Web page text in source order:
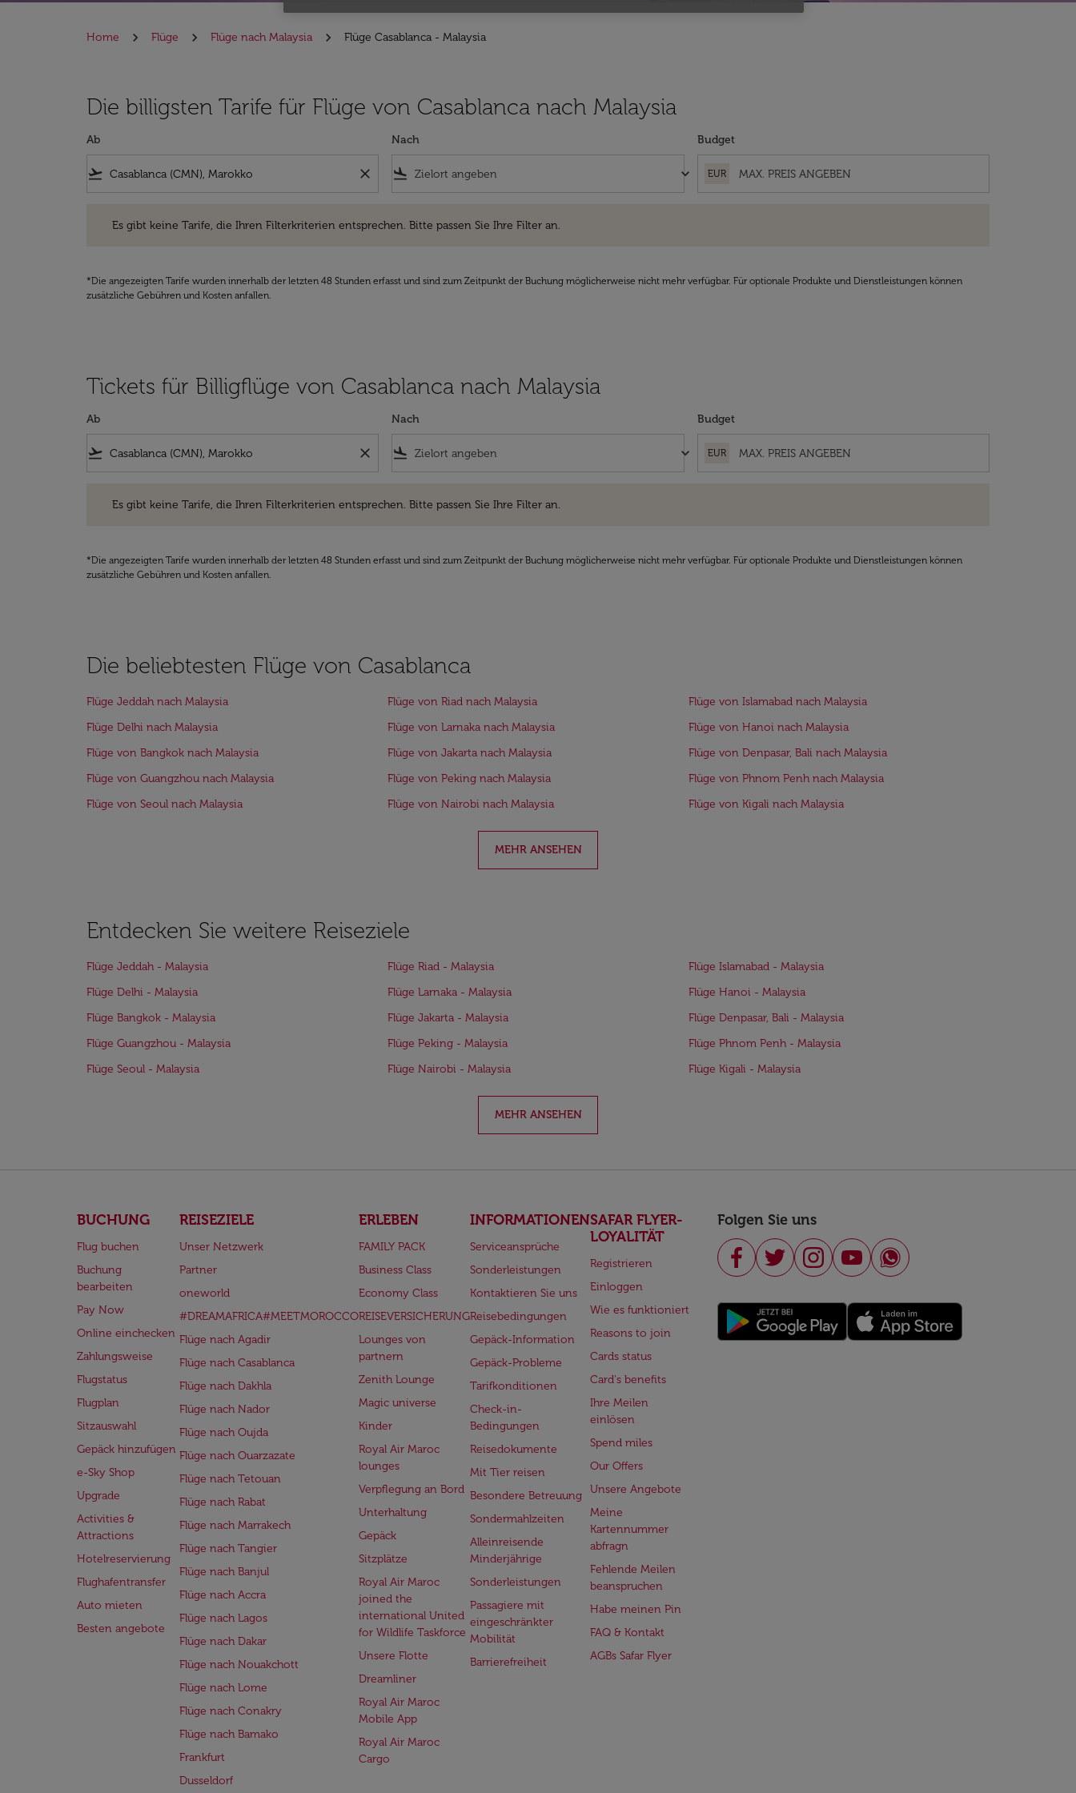
Home Flüge Flüge nach Malaysia Flüge Casablanca - Malaysia
Die billigsten Tarife für Flüge von Casablanca nach Malaysia
Ab
flight_takeoff close
Nach
flight_land keyboard_arrow_down
Budget
EUR
Es gibt keine Tarife, die Ihren Filterkriterien entsprechen. Bitte passen Sie Ihre Filter an.
*Die angezeigten Tarife wurden innerhalb der letzten 48 Stunden erfasst und sind zum Zeitpunkt der Buchung möglicherweise nicht mehr verfügbar. Für optionale Produkte und Dienstleistungen können
zusätzliche Gebühren und Kosten anfallen.
Tickets für Billigflüge von Casablanca nach Malaysia
Ab
flight_takeoff close
Nach
flight_land keyboard_arrow_down
Budget
EUR
Es gibt keine Tarife, die Ihren Filterkriterien entsprechen. Bitte passen Sie Ihre Filter an.
*Die angezeigten Tarife wurden innerhalb der letzten 48 Stunden erfasst und sind zum Zeitpunkt der Buchung möglicherweise nicht mehr verfügbar. Für optionale Produkte und Dienstleistungen können
zusätzliche Gebühren und Kosten anfallen.
Die beliebtesten Flüge von Casablanca
Flüge Jeddah nach Malaysia Flüge von Riad nach Malaysia
Flüge von Islamabad nach Malaysia
Flüge Delhi nach Malaysia
Flüge von Larnaka nach Malaysia
Flüge von Hanoi nach Malaysia
Flüge von Bangkok nach Malaysia
Flüge von Jakarta nach Malaysia
Flüge von Denpasar, Bali nach Malaysia
Flüge von Guangzhou nach Malaysia
Flüge von Peking nach Malaysia
Flüge von Phnom Penh nach Malaysia
Flüge von Seoul nach Malaysia
Flüge von Nairobi nach Malaysia Flüge von Kigali nach Malaysia
MEHR ANSEHEN
Entdecken Sie weitere Reiseziele
Flüge Jeddah - Malaysia Flüge Riad - Malaysia
Flüge Islamabad - Malaysia
Flüge Delhi - Malaysia
Flüge Larnaka - Malaysia
Flüge Hanoi - Malaysia
Flüge Bangkok - Malaysia
Flüge Jakarta - Malaysia
Flüge Denpasar, Bali - Malaysia
Flüge Guangzhou - Malaysia
Flüge Peking - Malaysia
Flüge Phnom Penh - Malaysia
Flüge Seoul - Malaysia
Flüge Nairobi - Malaysia Flüge Kigali - Malaysia
MEHR ANSEHEN
BUCHUNG
Flug buchen
Buchung
bearbeiten
Pay Now
Online einchecken
Zahlungsweise
Flugstatus
Flugplan
Sitzauswahl
Gepäck hinzufügen
e-Sky Shop
Upgrade
Activities &
Attractions
Hotelreservierung
Flughafentransfer
Auto mieten
Besten angebote
REISEZIELE
Unser Netzwerk
Partner
oneworld
#DREAMAFRICA#MEETMOROCCO
Flüge nach Agadir
Flüge nach Casablanca
Flüge nach Dakhla
Flüge nach Nador
Flüge nach Oujda
Flüge nach Ouarzazate
Flüge nach Tetouan
Flüge nach Rabat
Flüge nach Marrakech
Flüge nach Tangier
Flüge nach Banjul
Flüge nach Accra
Flüge nach Lagos
Flüge nach Dakar
Flüge nach Nouakchott
Flüge nach Lome
Flüge nach Conakry
Flüge nach Bamako
Frankfurt
Dusseldorf
ERLEBEN
FAMILY PACK
Business Class
Economy Class
REISEVERSICHERUNG
Lounges von
partnern
Zenith Lounge
Magic universe
Kinder
Royal Air Maroc
lounges
Verpflegung an Bord
Unterhaltung
Gepäck
Sitzplätze
Royal Air Maroc
joined the
international United
for Wildlife Taskforce
Unsere Flotte
Dreamliner
Royal Air Maroc
Mobile App
Royal Air Maroc
Cargo
INFORMATIONEN
Serviceansprüche
Sonderleistungen
Kontaktieren Sie uns
Reisebedingungen
Gepäck-Information
Gepäck-Probleme
Tarifkonditionen
Check-in-
Bedingungen
Reisedokumente
Mit Tier reisen
Besondere Betreuung
Sondermahlzeiten
Alleinreisende
Minderjährige
Sonderleistungen
Passagiere mit
eingeschränkter
Mobilität
Barrierefreiheit
SAFAR FLYER-
LOYALITÄT
Registrieren
Einloggen
Wie es funktioniert
Reasons to join
Cards status
Card's benefits
Ihre Meilen
einlösen
Spend miles
Our Offers
Unsere Angebote
Meine
Kartennummer
abfragn
Fehlende Meilen
beanspruchen
Habe meinen Pin
FAQ & Kontakt
AGBs Safar Flyer
Folgen Sie uns